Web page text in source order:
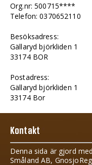
Org.nr: 500715****
Telefon: 0370652110
Besöksadress:
Gällaryd björkliden 1
33174 BOR
Postadress:
Gällaryd björkliden 1
33174 Bor
Kontakt
Denna sida är gjord
Småland AB,